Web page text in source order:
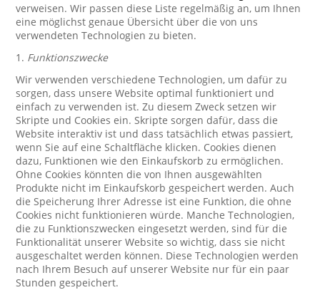
verweisen. Wir passen diese Liste regelmäßig an, um Ihnen
eine möglichst genaue Übersicht über die von uns
verwendeten Technologien zu bieten.
1. Funktionszwecke
Wir verwenden verschiedene Technologien, um dafür zu
sorgen, dass unsere Website optimal funktioniert und
einfach zu verwenden ist. Zu diesem Zweck setzen wir
Skripte und Cookies ein. Skripte sorgen dafür, dass die
Website interaktiv ist und dass tatsächlich etwas passiert,
wenn Sie auf eine Schaltfläche klicken. Cookies dienen
dazu, Funktionen wie den Einkaufskorb zu ermöglichen.
Ohne Cookies könnten die von Ihnen ausgewählten
Produkte nicht im Einkaufskorb gespeichert werden. Auch
die Speicherung Ihrer Adresse ist eine Funktion, die ohne
Cookies nicht funktionieren würde. Manche Technologien,
die zu Funktionszwecken eingesetzt werden, sind für die
Funktionalität unserer Website so wichtig, dass sie nicht
ausgeschaltet werden können. Diese Technologien werden
nach Ihrem Besuch auf unserer Website nur für ein paar
Stunden gespeichert.